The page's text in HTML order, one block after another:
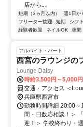
店から...
短期（3ヵ月以内） 週1日か
フリーター歓迎
短期 シフ
経験者歓迎
ネイルOK 夜間
アルバイト・パート
西宮のラウンジの
Lounge Daisy
時給3,500円～5,000円
交通・アクセス ＜
兵庫県西宮市
勤務時間詳細 20:00
間・日数応相談！＞
迎！＞ 学校終わり・